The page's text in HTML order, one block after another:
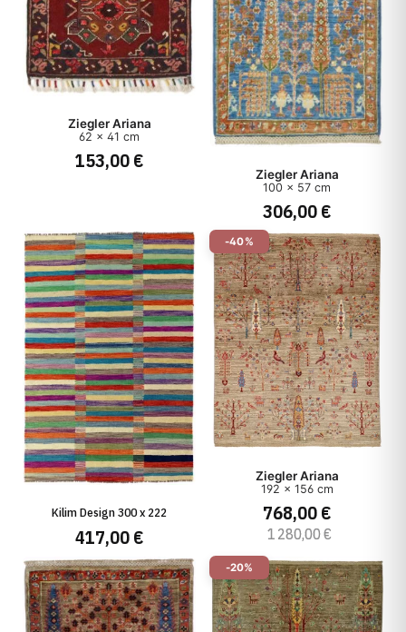
Ziegler Ariana
62 x 41 cm
153,00 €
Ziegler Ariana
100 x 57 cm
306,00 €
Kilim Design 300 x 222
417,00 €
-40%
Ziegler Ariana
192 x 156 cm
768,00 €
1 280,00 €
-20%